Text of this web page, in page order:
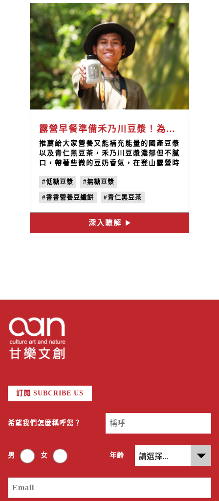
露營早餐準備禾乃川豆漿！為您準備上山需要的營養糧食，營養滿分又方便攜帶
推薦給大家營養又能補充能量的國產豆漿
以及青仁黑豆茶，禾乃川豆漿濃郁但不膩
口，帶著些微的豆奶香氣，在登山露營時
質及增添飽足感。將黑豆茶燜煮製成甘甜
黑豆飲，是清爽解渴的健康茶飲新選擇，
在登山露營時會感到口乾舌燥，此時飲用
禾乃川青仁黑豆飲，褪去一路上的疲累。
#低糖豆漿 #無糖豆漿
#香香營養豆纖餅 #青仁黑豆茶
#露營早餐 #露營必備食物
#非基改黃豆
深入瞭解
訂閱 SUBCRIBE US
希望我們怎麼稱呼您？
男 女 年齡